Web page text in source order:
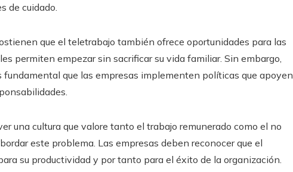
de cuidado.
que el teletrabajo también ofrece oportunidades para las
permiten empezar sin sacrificar su vida familiar. Sin embargo,
fundamental que las empresas implementen políticas que apoyen
una cultura que valore tanto el trabajo remunerado como el no
este problema. Las empresas deben reconocer que el
su productividad y por tanto para el éxito de la organización.